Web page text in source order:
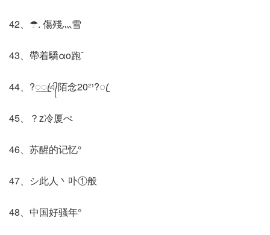
42、☂. 傷殘灬雪
43、帶着驕αo跑ˇ
44、?꯭ꦿএ᭄陌念20²¹?ꦿ
45、？z冷厦ぺ
46、苏醒的记忆°
47、シ此人丶卟①般
48、中国好骚年°